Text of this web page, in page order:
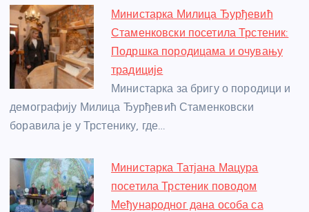
Министарка Милица Ђурђевић
Стаменковски посетила Трстеник:
Подршка породицама и очувању
традиције
Министарка за бригу о породици и
демографију Милица Ђурђевић Стаменковски
боравила је у Трстенику, где…
Министарка Татјана Мацура
посетила Трстеник поводом
Међународног дана особа са